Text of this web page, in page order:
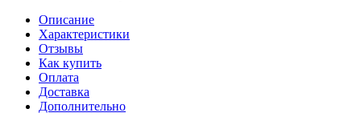
Описание
Характеристики
Отзывы
Как купить
Оплата
Доставка
Дополнительно